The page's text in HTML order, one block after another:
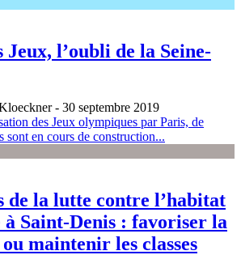
Jeux, l’oubli de la Seine-
- 30 septembre 2019
des Jeux olympiques par Paris, de
sont en cours de construction...
de la lutte contre l’habitat
Saint-Denis : favoriser la
maintenir les classes